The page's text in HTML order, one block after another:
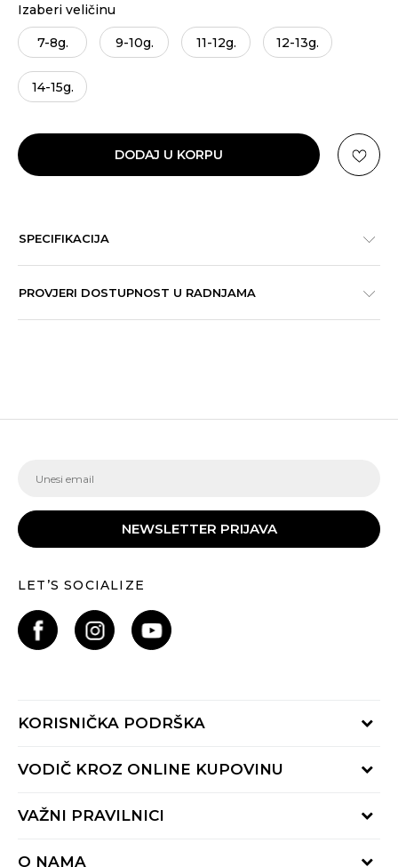
Izaberi veličinu
7-8g. 9-10g. 11-12g. 12-13g.
14-15g.
DODAJ U KORPU
SPECIFIKACIJA
PROVJERI DOSTUPNOST U RADNJAMA
NEWSLETTER PRIJAVA
LET’S SOCIALIZE
KORISNIČKA PODRŠKA
Provjeri status porudžbine
Radno vrijeme 9-16h
VODIČ KROZ ONLINE KUPOVINU
Načini isporuke
Reklamacije
VAŽNI PRAVILNICI
O NAMA